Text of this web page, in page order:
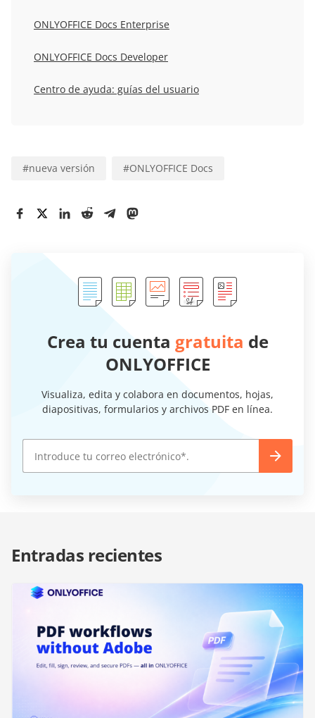
ONLYOFFICE Docs Enterprise
ONLYOFFICE Docs Developer
Centro de ayuda: guías del usuario
#nueva versión #ONLYOFFICE Docs
Crea tu cuenta gratuita de
ONLYOFFICE
Visualiza, edita y colabora en documentos, hojas,
diapositivas, formularios y archivos PDF en línea.
Entradas recientes